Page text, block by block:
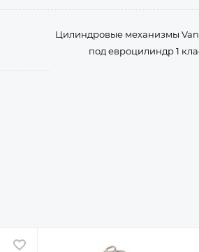
Цилиндровые механизмы
под евроцилиндр 1